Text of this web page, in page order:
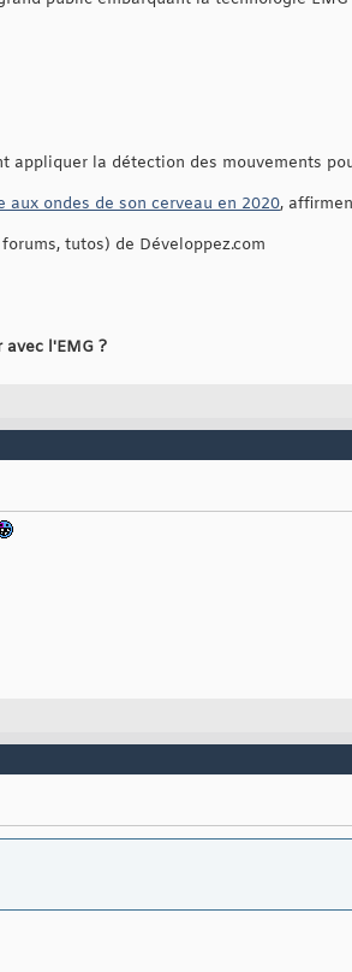
appliquer la détection des mouvements
ondes de son cerveau en 2020,
tutos) de Développez.com
l'EMG ?